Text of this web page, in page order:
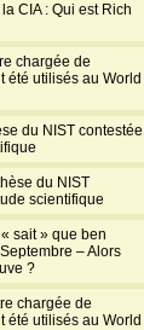
CIA : Qui est Rich
chargée de
été utilisés au World
du NIST contestée
du NIST
scientifique
sait » que ben
– Alors
?
chargée de
été utilisés au World